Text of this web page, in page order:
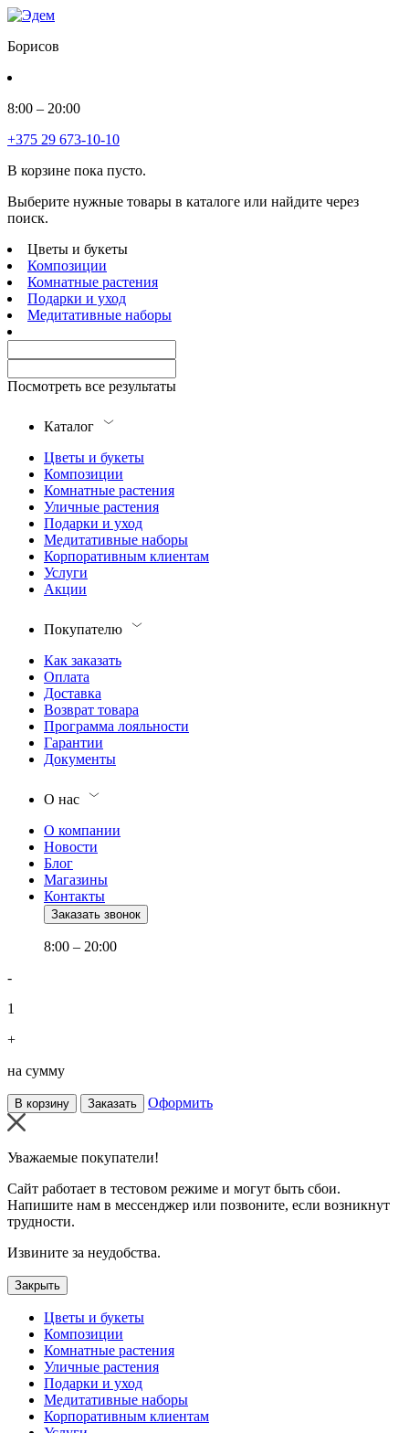
Борисов
8:00 – 20:00
+375 29 673-10-10
В корзине пока пусто.
Выберите нужные товары в каталоге или найдите через
поиск.
Цветы и букеты
Композиции
Комнатные растения
Подарки и уход
Медитативные наборы
Посмотреть все результаты
Каталог
Цветы и букеты
Композиции
Комнатные растения
Уличные растения
Подарки и уход
Медитативные наборы
Корпоративным клиентам
Услуги
Акции
Покупателю
Как заказать
Оплата
Доставка
Возврат товара
Программа лояльности
Гарантии
Документы
О нас
О компании
Новости
Блог
Магазины
Контакты
Заказать звонок
8:00 – 20:00
-
1
+
на сумму
В корзину Заказать Оформить
Уважаемые покупатели!
Сайт работает в тестовом режиме и могут быть сбои.
Напишите нам в мессенджер или позвоните, если возникнут
трудности.
Извините за неудобства.
Закрыть
Цветы и букеты
Композиции
Комнатные растения
Уличные растения
Подарки и уход
Медитативные наборы
Корпоративным клиентам